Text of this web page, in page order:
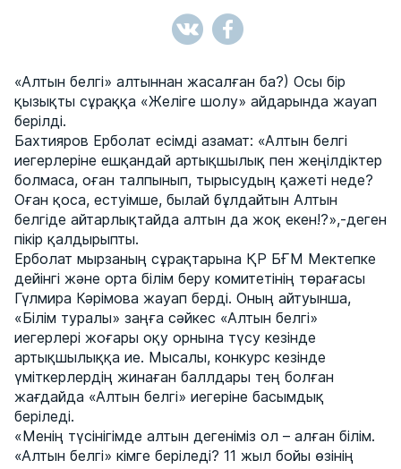
«Алтын белгі» алтыннан жасалған ба?) Осы бір
қызықты сұраққа «Желіге шолу» айдарында жауап
берілді.
Бахтияров Ерболат есімді азамат: «Алтын белгі
иегерлеріне ешқандай артықшылық пен жеңілдіктер
болмаса, оған талпынып, тырысудың қажеті неде?
Оған қоса, естуімше, былай бұлдайтын Алтын
белгіде айтарлықтайда алтын да жоқ екен!?»,-деген
пікір қалдырыпты.
Ерболат мырзаның сұрақтарына ҚР БҒМ Мектепке
дейінгі және орта білім беру комитетінің төрағасы
Гүлмира Кәрімова жауап берді. Оның айтуынша,
«Білім туралы» заңға сәйкес «Алтын белгі»
иегерлері жоғары оқу орнына түсу кезінде
артықшылыққа ие. Мысалы, конкурс кезінде
үміткерлердің жинаған баллдары тең болған
жағдайда «Алтын белгі» иегеріне басымдық
беріледі.
«Менің түсінігімде алтын дегеніміз ол – алған білім.
«Алтын белгі» кімге беріледі? 11 жыл бойы өзінің